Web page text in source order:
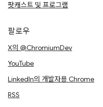
팟캐스트 및 프로그램
팔로우
X의 @ChromiumDev
YouTube
LinkedIn의 개발자용 Chrome
RSS